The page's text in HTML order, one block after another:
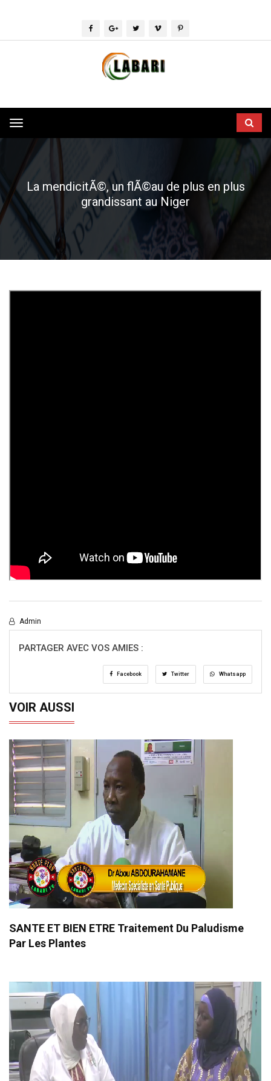
Toggle
navigation
La mendicitÃ©, un flÃ©au de plus en plus
grandissant au Niger
Admin
PARTAGER AVEC VOS AMIES :
Facebook Twitter Whatsapp
VOIR AUSSI
SANTE ET BIEN ETRE Traitement Du Paludisme
Par Les Plantes